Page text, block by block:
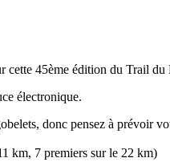
cette 45ème édition du Trail
électronique.
donc pensez à prévoir
km, 7 premiers sur le 22 km)